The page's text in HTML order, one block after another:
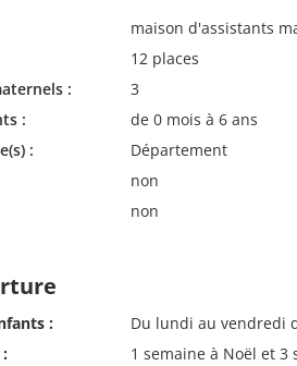
maison d'assistants
12 places
:
3
:
de 0 mois à 6 ans
:
Département
non
non
:
Du lundi au vendredi
1 semaine à Noël et